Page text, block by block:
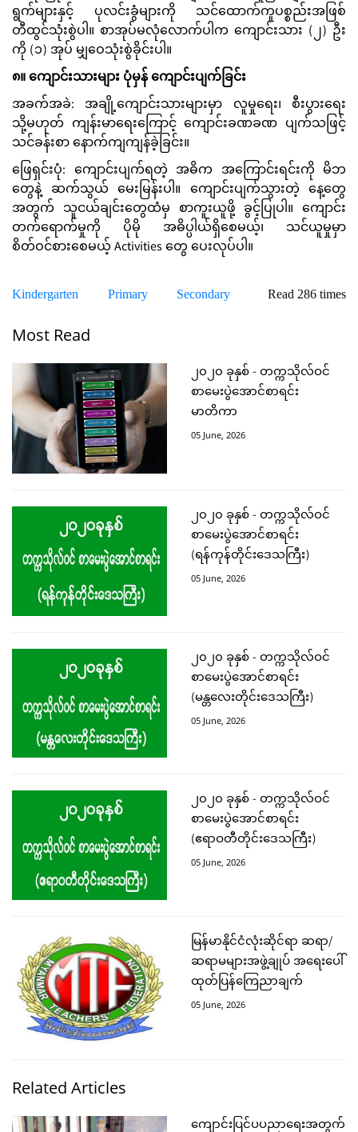
ရွက်များနှင့် ပုလင်းခွံများကို သင်ထောက်ကူပစ္စည်းအဖြစ်
တီထွင်သုံးစွဲပါ။ စာအုပ်မလုံလောက်ပါက ကျောင်းသား (၂) ဦး
ကို (၁) အုပ် မျှဝေသုံးစွဲခိုင်းပါ။
၈။ ကျောင်းသားများ ပုံမှန် ကျောင်းပျက်ခြင်း
အခက်အခဲ: အချို့ကျောင်းသားများမှာ လူမှုရေး၊ စီးပွားရေး
သို့မဟုတ် ကျန်းမာရေးကြောင့် ကျောင်းခဏခဏ ပျက်သဖြင့်
သင်ခန်းစာ နောက်ကျကျန်ခဲ့ခြင်း။
ဖြေရှင်းပုံ: ကျောင်းပျက်ရတဲ့ အဓိက အကြောင်းရင်းကို မိဘ
တွေနဲ့ ဆက်သွယ် မေးမြန်းပါ။ ကျောင်းပျက်သွားတဲ့ နေ့တွေ
အတွက် သူငယ်ချင်းတွေထံမှ စာကူးယူဖို့ ခွင့်ပြုပါ။ ကျောင်း
တက်ရောက်မှုကို ပိုမို အဓိပ္ပါယ်ရှိစေမယ့်၊ သင်ယူမှုမှာ
စိတ်ဝင်စားစေမယ့် Activities တွေ ပေးလုပ်ပါ။
Kindergarten Primary Secondary Read 286 times
Most Read
၂၀၂၀ ခုနှစ် - တက္ကသိုလ်ဝင်
စာမေးပွဲအောင်စာရင်း
မာတိကာ
05 June, 2026
၂၀၂၀ ခုနှစ် - တက္ကသိုလ်ဝင်
စာမေးပွဲအောင်စာရင်း
(ရန်ကုန်တိုင်းဒေသကြီး)
05 June, 2026
၂၀၂၀ ခုနှစ် - တက္ကသိုလ်ဝင်
စာမေးပွဲအောင်စာရင်း
(မန္တလေးတိုင်းဒေသကြီး)
05 June, 2026
၂၀၂၀ ခုနှစ် - တက္ကသိုလ်ဝင်
စာမေးပွဲအောင်စာရင်း
(ဧရာဝတီတိုင်းဒေသကြီး)
05 June, 2026
မြန်မာနိုင်ငံလုံးဆိုင်ရာ ဆရာ/
ဆရာမများအဖွဲ့ချုပ် အရေးပေါ်
ထုတ်ပြန်ကြေညာချက်
05 June, 2026
Related Articles
ကျောင်းပြင်ပပညာရေးအတွက်